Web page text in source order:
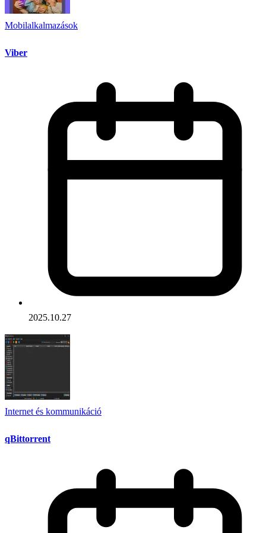
Mobilalkalmazások
Viber
2025.10.27
Internet és kommunikáció
qBittorrent